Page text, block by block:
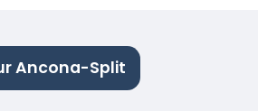
Ancona-Split